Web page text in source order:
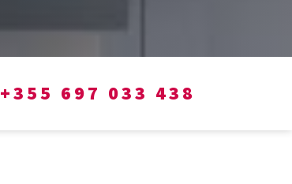
+355 697 033 438